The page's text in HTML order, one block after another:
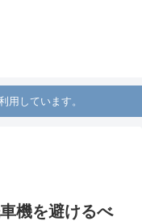
用しています。
機を避けるべ